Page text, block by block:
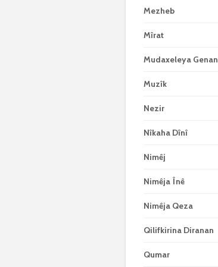
Mezheb
Mîrat
Mudaxeleya Genan
Muzîk
Nezir
Nîkaha Dînî
Nimêj
Nimêja Înê
Nimêja Qeza
Qilifkirina Diranan
Qumar